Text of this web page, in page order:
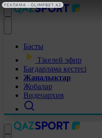
Басты
Тікелей эфир
Бағдарлама кестесі
Жаңалықтар
Жобалар
Видеоархив
РЕКЛАМА • OLIMPBET.KZ